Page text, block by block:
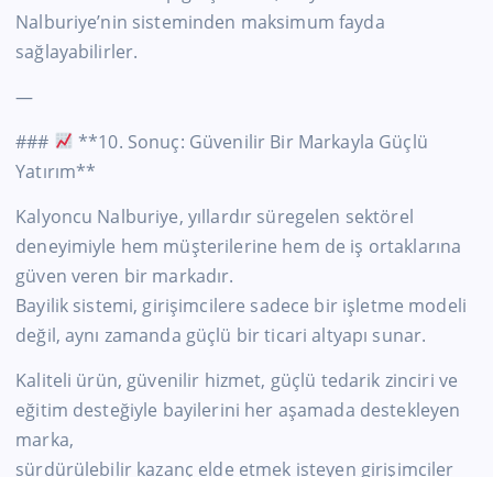
Nalburiye’nin sisteminden maksimum fayda
sağlayabilirler.
—
###
**10. Sonuç: Güvenilir Bir Markayla Güçlü
Yatırım**
Kalyoncu Nalburiye, yıllardır süregelen sektörel
deneyimiyle hem müşterilerine hem de iş ortaklarına
güven veren bir markadır.
Bayilik sistemi, girişimcilere sadece bir işletme modeli
değil, aynı zamanda güçlü bir ticari altyapı sunar.
Kaliteli ürün, güvenilir hizmet, güçlü tedarik zinciri ve
eğitim desteğiyle bayilerini her aşamada destekleyen
marka,
sürdürülebilir kazanç elde etmek isteyen girişimciler